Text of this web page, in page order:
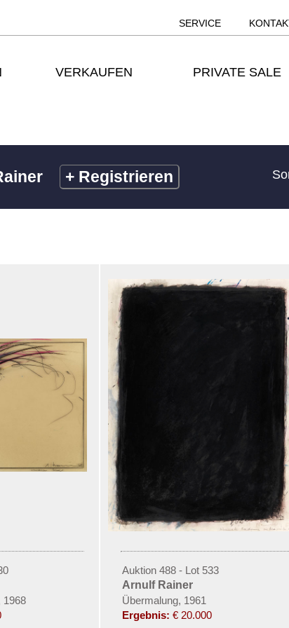
SERVICE
VERKAUFEN PRIVATE SALE
+ Registrieren
1968
Auktion 488 - Lot 533
Arnulf Rainer
Übermalung, 1961
Ergebnis: € 20.000